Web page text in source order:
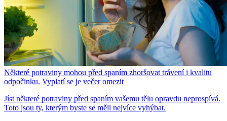
Některé potraviny mohou před spaním zhoršovat trávení i kvalitu
odpočinku. Vyplatí se je večer omezit
Jíst některé potraviny před spaním vašemu tělu opravdu neprospívá.
Toto jsou ty, kterým byste se měli nejvíce vyhýbat.